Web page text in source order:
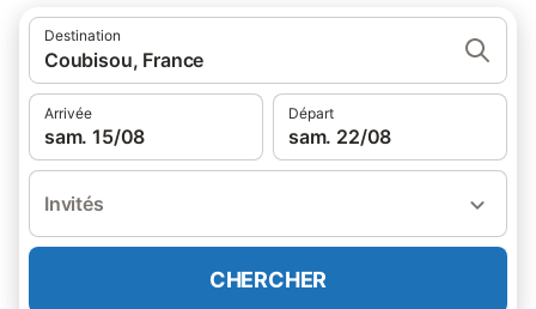
Destination
Coubisou, France
Arrivée
sam. 15/08
Départ
sam. 22/08
Invités
CHERCHER